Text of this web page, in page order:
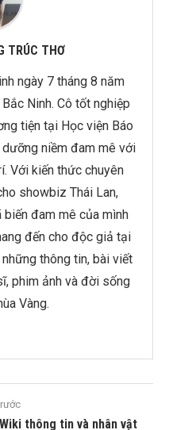
TRÚC THƠ
ngày 7 tháng 8 năm
Ninh. Cô tốt nghiệp
tiện tại Học viện Báo
dưỡng niềm đam mê với
Với kiến thức chuyên
showbiz Thái Lan,
biến đam mê của mình
đến cho độc giả tại
thông tin, bài viết
phim ảnh và đời sống
Vàng.
thông tin và nhân vật